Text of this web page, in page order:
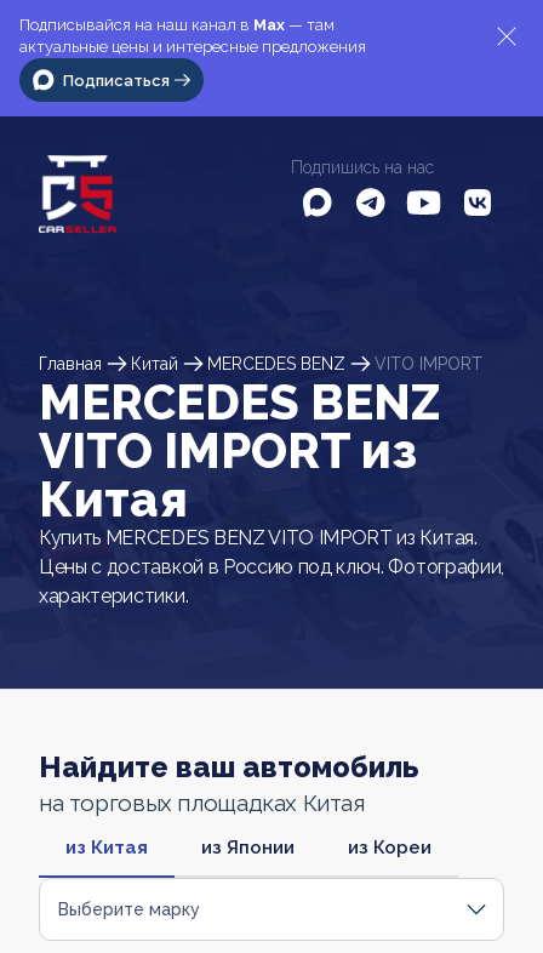
Подписывайся на наш канал в Max — там
актуальные цены и интересные предложения
Подписаться
Подпишись на нас
Главная Китай MERCEDES BENZ VITO IMPORT
MERCEDES BENZ
VITO IMPORT из
Китая
Купить MERCEDES BENZ VITO IMPORT из Китая.
Цены с доставкой в Россию под ключ. Фотографии,
характеристики.
Найдите ваш автомобиль
на торговых площадках Китая
из Китая из Японии из Кореи
Выберите марку